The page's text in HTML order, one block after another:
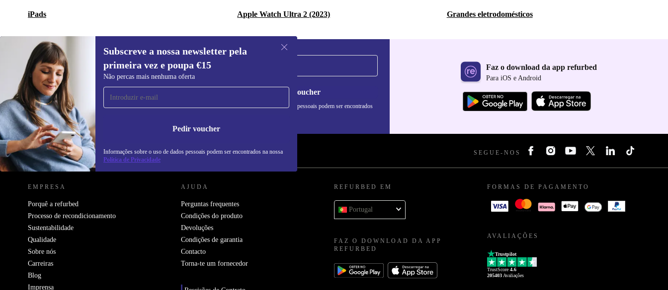
iPads Apple Watch Ultra 2 (2023) Grandes eletrodomésticos
Subscreve a nossa newsletter pela
primeira vez e poupa €15
Não percas mais nenhuma oferta
Pedir voucher
Informações sobre o uso de dados pessoais podem ser encontrados na nossa
Política de Privacidade
Subscreve a nossa newsletter pela
primeira vez e poupa 15€!
Não percas mais nenhuma oferta.
Pedir voucher
Informações sobre o uso de dados pessoais podem ser encontrados
Faz o download da app refurbed
Para iOS e Android
REFURBED PORTUGAL - RETHINK NEW. SEGUE-NOS
EMPRESA
Porquê a refurbed
Processo de recondicionamento
Sustentabilidade
Qualidade
Sobre nós
Carreiras
Blog
Imprensa
AJUDA
Perguntas frequentes
Condições do produto
Devoluções
Condições de garantia
Contacto
Torna-te um fornecedor
REFURBED EM
Portugal
FAZ O DOWNLOAD DA APP
REFURBED
FORMAS DE PAGAMENTO
AVALIAÇÕES
Trustpilot
TrustScore 4.6
205403 Avaliações